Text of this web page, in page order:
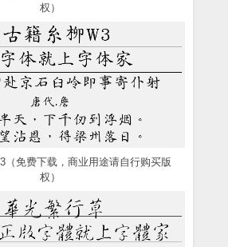
权）
（免费下载，商业用途请自行购买版
权）